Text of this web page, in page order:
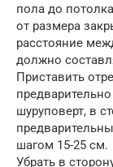
пола до
от размера
расстояние
должно
Приставить
шуруповерт, в
шагом 15-25 см.
Убрать в